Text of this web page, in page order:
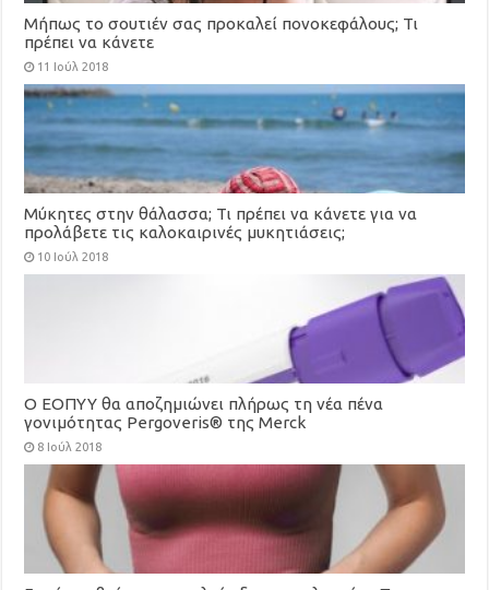
Μήπως το σουτιέν σας προκαλεί πονοκεφάλους; Τι
πρέπει να κάνετε
11 Ιούλ 2018
Μύκητες στην θάλασσα; Τι πρέπει να κάνετε για να
προλάβετε τις καλοκαιρινές μυκητιάσεις;
10 Ιούλ 2018
Ο ΕΟΠΥΥ θα αποζημιώνει πλήρως τη νέα πένα
γονιμότητας Pergoveris® της Merck
8 Ιούλ 2018